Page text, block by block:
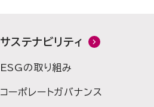
サステナビリティ
ESGの取り組み
コーポレートガバナンス